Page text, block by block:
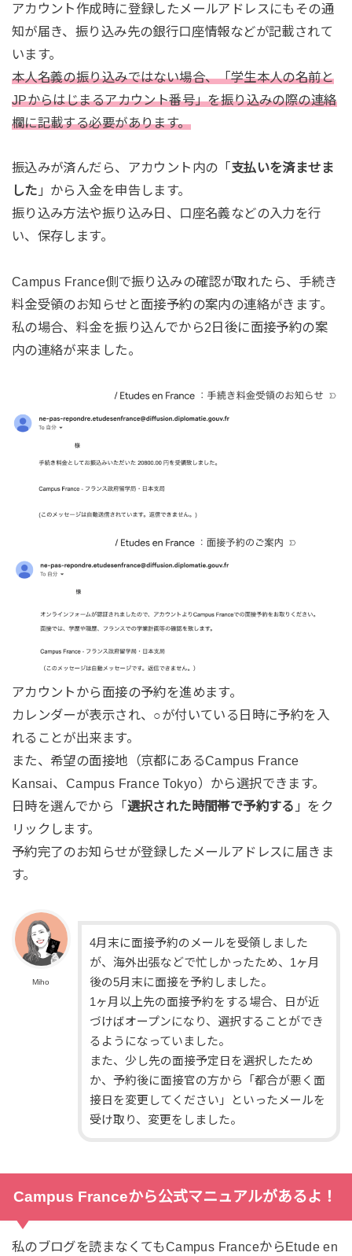
アカウント作成時に登録したメールアドレスにもその通
知が届き、振り込み先の銀行口座情報などが記載されて
います。
本人名義の振り込みではない場合、「学生本人の名前と
JPからはじまるアカウント番号」を振り込みの際の連絡
欄に記載する必要があります。
振込みが済んだら、アカウント内の「 支払いを済ませま
した 」から入金を申告します。
振り込み方法や振り込み日、口座名義などの入力を行
い、保存します。
Campus France側で振り込みの確認が取れたら、手続き
料金受領のお知らせと面接予約の案内の連絡がきます。
私の場合、料金を振り込んでから2日後に面接予約の案
内の連絡が来ました。
アカウントから面接の予約を進めます。
カレンダーが表示され、○が付いている日時に予約を入
れることが出来ます。
また、希望の面接地（京都にあるCampus France
Kansai、Campus France Tokyo）から選択できます。
日時を選んでから「 選択された時間帯で予約する 」をク
リックします。
予約完了のお知らせが登録したメールアドレスに届きま
す。
Miho
4月末に面接予約のメールを受領しました
が、海外出張などで忙しかったため、1ヶ月
後の5月末に面接を予約しました。
1ヶ月以上先の面接予約をする場合、日が近
づけばオープンになり、選択することができ
るようになっていました。
また、少し先の面接予定日を選択したため
か、予約後に面接官の方から「都合が悪く面
接日を変更してください」といったメールを
受け取り、変更をしました。
Campus Franceから公式マニュアルがあるよ！
私のブログを読まなくてもCampus FranceからEtude en